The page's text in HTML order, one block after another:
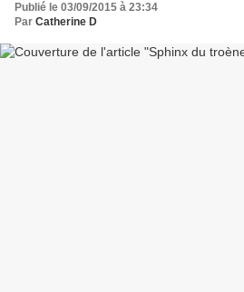
Publié le 03/09/2015 à 23:34
Par Catherine D